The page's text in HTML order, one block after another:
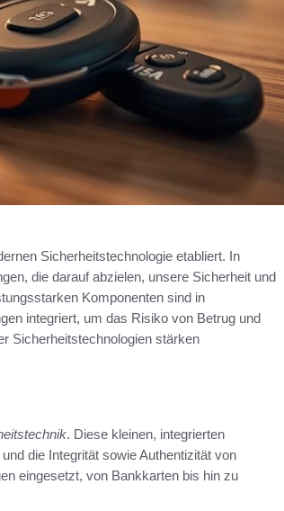
Sicherheitstechnologie etabliert. In
die darauf abzielen, unsere Sicherheit und
Komponenten sind in
integriert, um das Risiko von Betrug und
Sicherheitstechnologien stärken
. Diese kleinen, integrierten
die Integrität sowie Authentizität von
eingesetzt, von Bankkarten bis hin zu